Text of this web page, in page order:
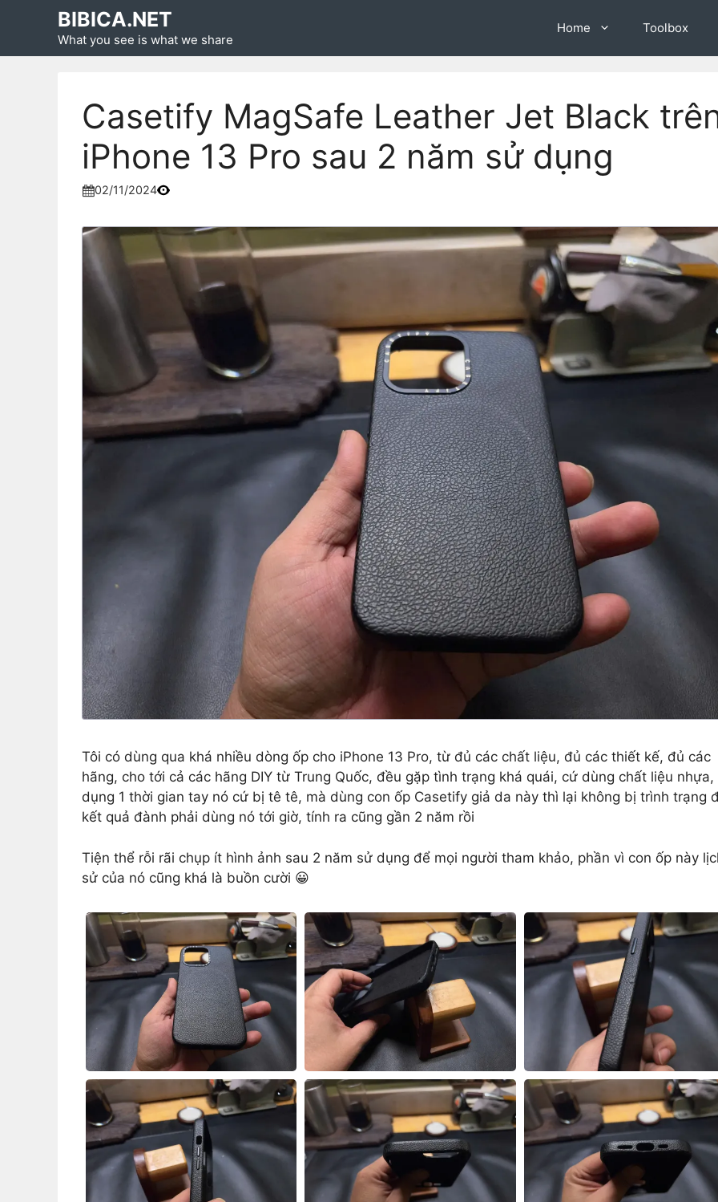
BIBICA.NET
What you see is what we share
Home Toolbox
Casetify MagSafe Leather Jet Black
iPhone 13 Pro sau 2 năm sử dụng
02/11/2024
Tôi có dùng qua khá nhiều dòng ốp cho iPhone 13 Pro, từ đủ các chất liệu, đủ các thiết kế, đủ các
hãng, cho tới cả các hãng DIY từ Trung Quốc, đều gặp tình trạng khá quái, cứ dùng chất liệu nhựa,
dụng 1 thời gian tay nó cứ bị tê tê, mà dùng con ốp Casetify giả da này thì lại không bị trình trạng
kết quả đành phải dùng nó tới giờ, tính ra cũng gần 2 năm rồi
Tiện thể rỗi rãi chụp ít hình ảnh sau 2 năm sử dụng để mọi người tham khảo, phần vì con ốp này
sử của nó cũng khá là buồn cười 😀